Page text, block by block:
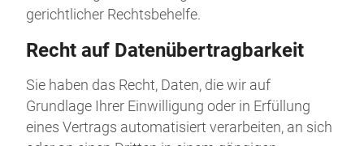
gerichtlicher Rechtsbehelfe.
Recht auf Daten­übertrag­barkeit
Sie haben das Recht, Daten, die wir auf
Grundlage Ihrer Einwilligung oder in Erfüllung
eines Vertrags automatisiert verarbeiten, an sich